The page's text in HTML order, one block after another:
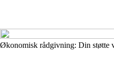
Økonomisk rådgivning: Din støtte